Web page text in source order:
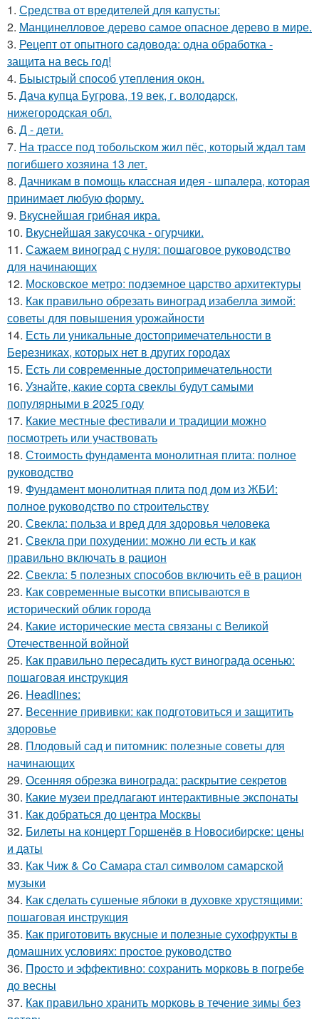
1. Средства от вредителей для капусты:
2. Манцинелловое дерево самое опасное дерево в мире.
3. Рецепт от опытного садовода: одна обработка -
защита на весь год!
4. Быыстрый способ утепления окон.
5. Дача купца Бугрова, 19 век, г. володарск,
нижегородская обл.
6. Д - дeти.
7. На трассе под тобольском жил пёс, который ждал там
погибшего хозяина 13 лет.
8. Дачникам в помощь классная идея - шпалера, которая
принимает любую форму.
9. Вкуснейшая грибная икра.
10. Вкуснейшая закусочка - огурчики.
11. Сажаем виноград с нуля: пошаговое руководство
для начинающих
12. Московское метро: подземное царство архитектуры
13. Как правильно обрезать виноград изабелла зимой:
советы для повышения урожайности
14. Есть ли уникальные достопримечательности в
Березниках, которых нет в других городах
15. Есть ли современные достопримечательности
16. Узнайте, какие сорта свеклы будут самыми
популярными в 2025 году
17. Какие местные фестивали и традиции можно
посмотреть или участвовать
18. Стоимость фундамента монолитная плита: полное
руководство
19. Фундамент монолитная плита под дом из ЖБИ:
полное руководство по строительству
20. Свекла: польза и вред для здоровья человека
21. Свекла при похудении: можно ли есть и как
правильно включать в рацион
22. Свекла: 5 полезных способов включить её в рацион
23. Как современные высотки вписываются в
исторический облик города
24. Какие исторические места связаны с Великой
Отечественной войной
25. Как правильно пересадить куст винограда осенью:
пошаговая инструкция
26. Headlines:
27. Весенние прививки: как подготовиться и защитить
здоровье
28. Плодовый сад и питомник: полезные советы для
начинающих
29. Осенняя обрезка винограда: раскрытие секретов
30. Какие музеи предлагают интерактивные экспонаты
31. Как добраться до центра Москвы
32. Билеты на концерт Горшенёв в Новосибирске: цены
и даты
33. Как Чиж & Co Самара стал символом самарской
музыки
34. Как сделать сушеные яблоки в духовке хрустящими:
пошаговая инструкция
35. Как приготовить вкусные и полезные сухофрукты в
домашних условиях: простое руководство
36. Просто и эффективно: сохранить морковь в погребе
до весны
37. Как правильно хранить морковь в течение зимы без